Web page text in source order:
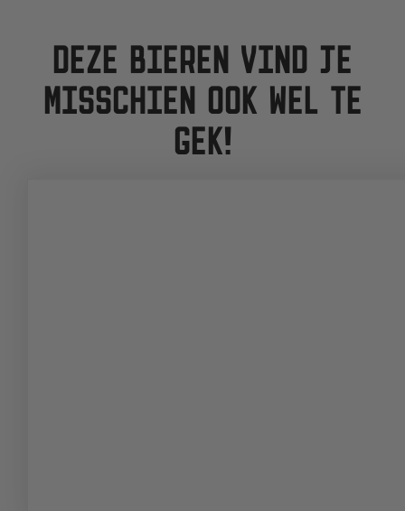
DEZE BIEREN VIND JE
MISSCHIEN OOK WEL TE
GEK!